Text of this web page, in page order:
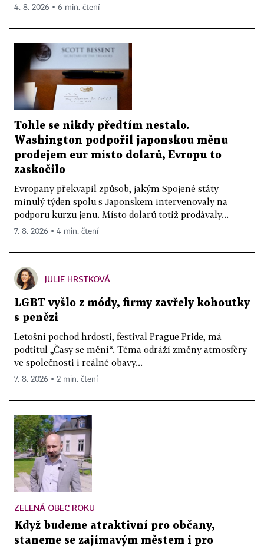
4. 8. 2026 ▪ 6 min. čtení
Tohle se nikdy předtím nestalo.
Washington podpořil japonskou měnu
prodejem eur místo dolarů, Evropu to
zaskočilo
Evropany překvapil způsob, jakým Spojené státy
minulý týden spolu s Japonskem intervenovaly na
podporu kurzu jenu. Místo dolarů totiž prodávaly...
7. 8. 2026 ▪ 4 min. čtení
JULIE HRSTKOVÁ
LGBT vyšlo z módy, firmy zavřely kohoutky
s penězi
Letošní pochod hrdosti, festival Prague Pride, má
podtitul „Časy se mění“. Téma odráží změny atmosféry
ve společnosti i reálné obavy...
7. 8. 2026 ▪ 2 min. čtení
ZELENÁ OBEC ROKU
Když budeme atraktivní pro občany,
staneme se zajímavým městem i pro